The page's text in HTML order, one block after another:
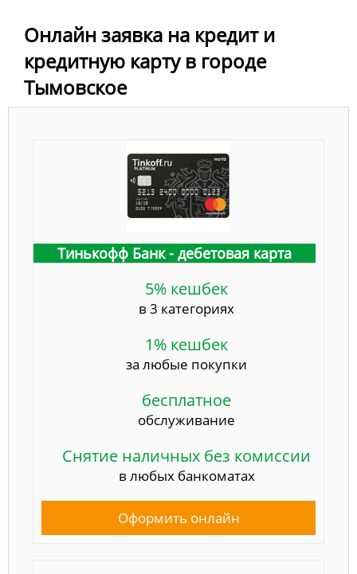
Онлайн заявка на кредит и
кредитную карту в городе
Тымовское
Тинькофф Банк - дебетовая карта
5% кешбек
в 3 категориях
1% кешбек
за любые покупки
бесплатное
обслуживание
Снятие наличных без комиссии
в любых банкоматах
Оформить онлайн